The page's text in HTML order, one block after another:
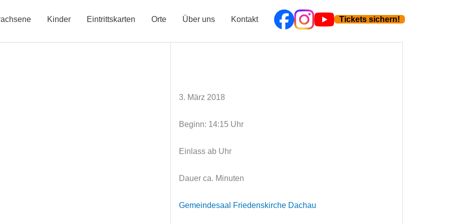
Kinder Eintrittskarten Orte Über uns Kontakt Tickets sichern!
3. März 2018
Beginn: 14:15 Uhr
Einlass ab Uhr
Dauer ca. Minuten
Gemeindesaal Friedenskirche Dachau